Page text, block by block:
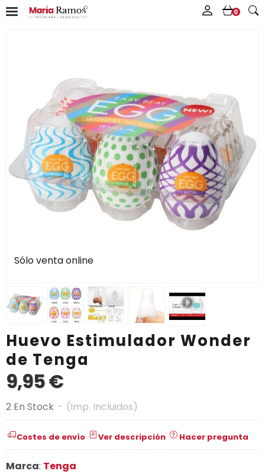
0
Sólo venta online
Huevo Estimulador Wonder
de Tenga
9,95 €
2 En Stock - (Imp. Incluidos)
Costes de envío Ver descripción Hacer pregunta
Marca: Tenga